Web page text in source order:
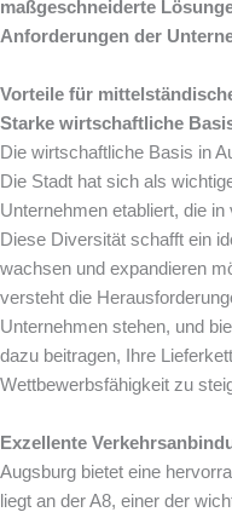
maßgeschneiderte
Anforderungen der
Vorteile für
Starke wirtschaftliche
Die wirtschaftliche Basis in
Die Stadt hat sich als
Unternehmen etabliert, die
Diese Diversität schafft ein
wachsen und expandieren
versteht die
Unternehmen stehen, und
dazu beitragen, Ihre
Wettbewerbsfähigkeit zu
Exzellente
Augsburg bietet eine
liegt an der A8, einer der